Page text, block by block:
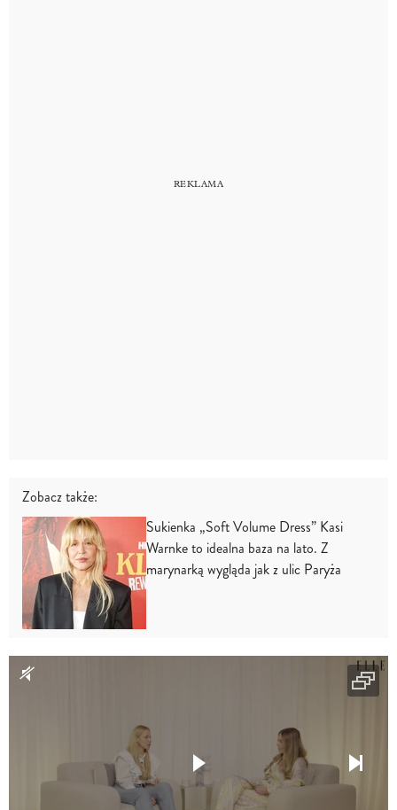
Zobacz także:
Sukienka „Soft Volume Dress” Kasi
Warnke to idealna baza na lato. Z
marynarką wygląda jak z ulic Paryża